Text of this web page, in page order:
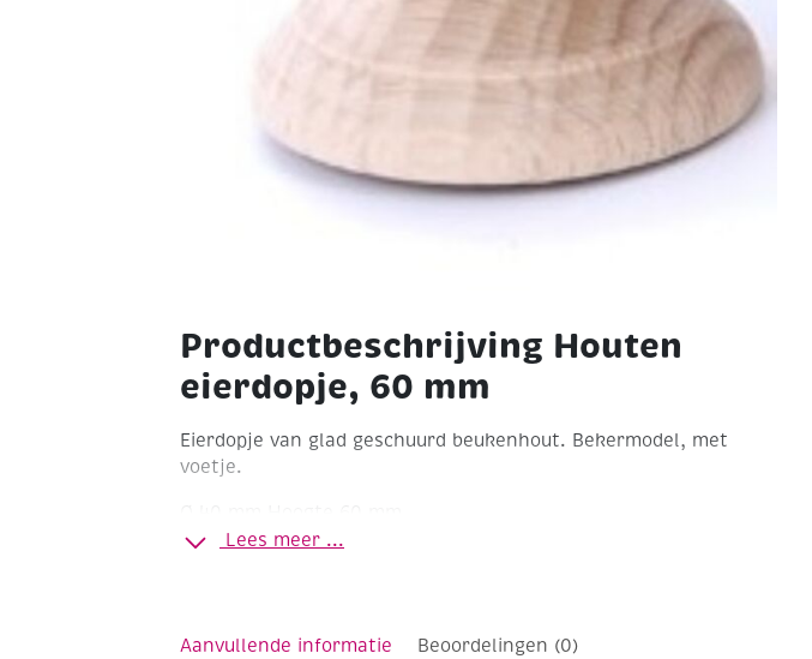
Productbeschrijving Houten
eierdopje, 60 mm
Eierdopje van glad geschuurd beukenhout. Bekermodel, met
voetje.
Lees meer ...
Aanvullende informatie Beoordelingen (0)